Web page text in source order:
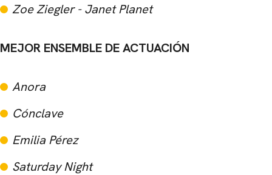
Zoe Ziegler - Janet Planet
MEJOR ENSEMBLE DE ACTUACIÓN
Anora
Cónclave
Emilia Pérez
Saturday Night